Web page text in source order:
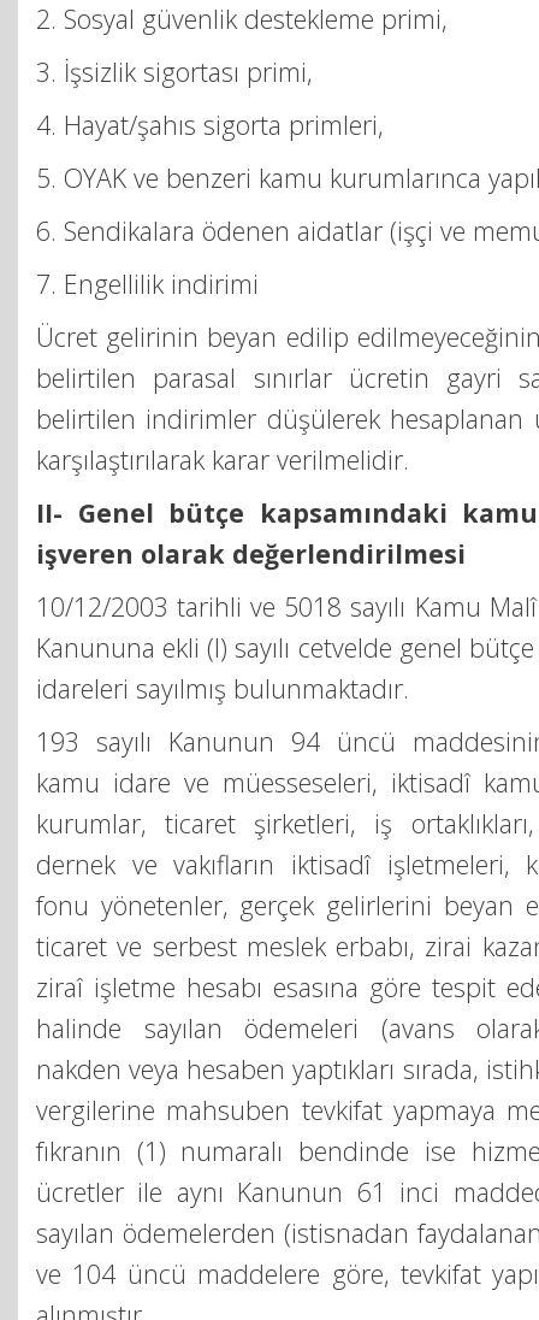
2. Sosyal güvenlik destekleme primi,
3. İşsizlik sigortası primi,
4. Hayat/şahıs sigorta primleri,
5. OYAK ve benzeri kamu kurumlarınca
6. Sendikalara ödenen aidatlar (işçi ve
7. Engellilik indirimi
Ücret gelirinin beyan edilip
belirtilen parasal sınırlar ücretin gayri
belirtilen indirimler düşülerek hesaplanan
karşılaştırılarak karar verilmelidir.
II- Genel bütçe kapsamındaki
işveren olarak değerlendirilmesi
10/12/2003 tarihli ve 5018 sayılı Kamu
Kanununa ekli (I) sayılı cetvelde genel
idareleri sayılmış bulunmaktadır.
193 sayılı Kanunun 94 üncü
kamu idare ve müesseseleri, iktisadî
kurumlar, ticaret şirketleri, iş
dernek ve vakıfların iktisadî işletmeleri,
fonu yönetenler, gerçek gelirlerini beyan
ticaret ve serbest meslek erbabı, zirai
ziraî işletme hesabı esasına göre tespit
halinde sayılan ödemeleri (avans
nakden veya hesaben yaptıkları sırada,
vergilerine mahsuben tevkifat yapmaya
fıkranın (1) numaralı bendinde ise
ücretler ile aynı Kanunun 61 inci
sayılan ödemelerden (istisnadan
ve 104 üncü maddelere göre, tevkifat